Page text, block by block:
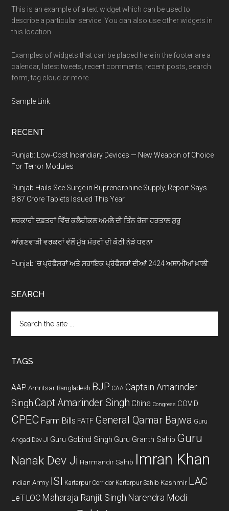
This is an example of a text widget which can be used to
describe a particular service. You can also use other widgets in
this location.
Examples of widgets that can be placed here in the footer are a
calendar, latest tweets, recent comments, recent posts, search
form, tag cloud or more.
Sample Link.
RECENT
Punjab: Low-Cost Incendiary Devices — New Weapon of Choice
For Terror Modules
Punjab Hails See Surge in Buprenorphine Supply, Report Says
8.87 Crore Tablets Issued This Year
ਸਰਕਾਰੀ ਦਫ਼ਤਰਾਂ ਵਿੱਚ ਕਲੈਰੀਕਲ ਅਮਲੇ ਦੀ ਤਿੰਨ ਰੋਜ਼ਾ ਹੜਤਾਲ ਸ਼ੁਰੂ
ਆਂਗਣਵਾੜੀ ਵਰਕਰਾਂ ਵੱਲੋਂ ਮੁੱਖ ਮੰਤਰੀ ਦੀ ਕੋਠੀ ਨੇੜੇ ਧਰਨਾ
Punjab ’ਚ ਪ੍ਰੋਫੈਸਰਾਂ ਅਤੇ ਸਹਾਇਕ ਪ੍ਰੋਫੈਸਰਾਂ ਦੀਆਂ 2424 ਅਸਾਮੀਆਂ ਖ਼ਾਲੀ
SEARCH
the
TAGS
AAP Amritsar Bangladesh BJP CAA Captain Amarinder
Singh Capt Amarinder Singh China Congress COVID
CPEC Farm Bills FATF General Qamar Bajwa Guru
Angad Dev JI Guru Gobind Singh Guru Granth Sahib Guru
Nanak Dev Ji Harmandir Sahib Imran Khan
Indian Army ISI Kartarpur Corridor Kartarpur Sahib Kashmir LAC
LeT LOC Maharaja Ranjit Singh Narendra Modi